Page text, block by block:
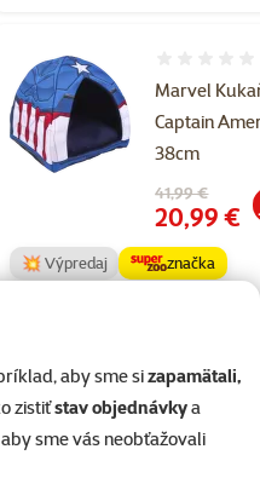
aby sme sizapamätali,
zistiťstav objednávkya
sme vás neobťažovali
Marvel
Captain
38cm
Pôvodná cena
41,99 €
Cena
20,99 €
💥 Výpredaj značka
Hodnotenie